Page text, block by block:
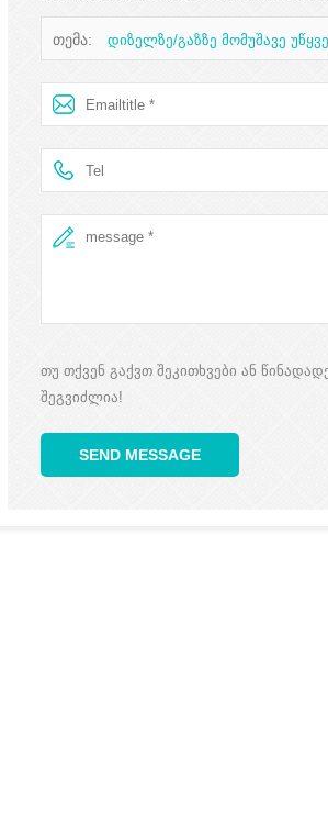
თემა: დიზელზე/გაზზე მომუშავე
თუ თქვენ გაქვთ შეკითხვები ან
შეგვიძლია!
SEND MESSAGE